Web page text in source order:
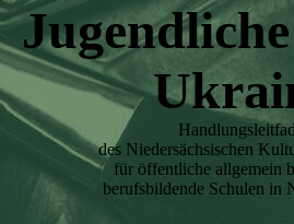
des Niedersächsischen
für öffentliche allgemein
berufsbildende Schulen in